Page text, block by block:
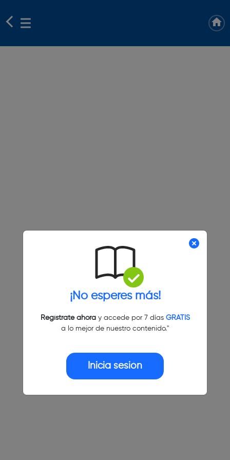
¡No esperes más!
Regístrate ahoray accede por 7 días GRATIS
a lo mejor de nuestro contenido."
Inicia sesión